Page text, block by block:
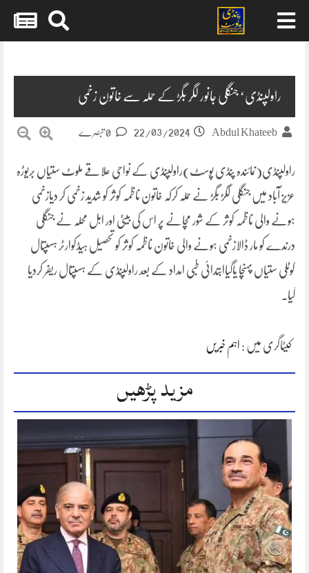
راولپنڈی‘ جنگلی جانور لگر بگڑ کے حملہ سے خاتون زخمی
Abdul Khateeb
22/03/2024
راولپنڈی(نمائندہ پنڈی پوسٹ)راولپنڈی کے نواحی علاقے ملوٹ ستیاں بریوڑہ
عزیز آباد میں جنگلی لگڑ بگڑ نے حملہ کرکہ خاتون ناظمہ کوثر کو شدید زخمی کر دیازخمی
ہونے والی ناظمہ کوثر کے شور مچانے پر اس کی بیٹی اور اہل محلہ نے جنگلی
درندے کو مار ڈالازخمی ہونے والی خاتون ناظمہ کوثر کو تحصیل ہیڈکوارٹر ہسپتال
کوٹلی ستیاں پہنچا یاگیاابتدائی طبی امداد کے بعد راولپنڈی کے ہسپتال ریفر کردیا
گیا۔
کیٹاگری میں : اہم خبریں
مزید پڑھیں